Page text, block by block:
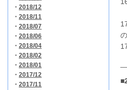
・ 2018/12
・ 2018/11
・ 2018/07
・ 2018/06
・ 2018/04
・ 2018/02
・ 2018/01
・ 2017/12
・ 2017/11